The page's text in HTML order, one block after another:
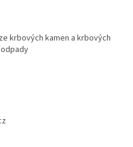
krbových kamen a krbových